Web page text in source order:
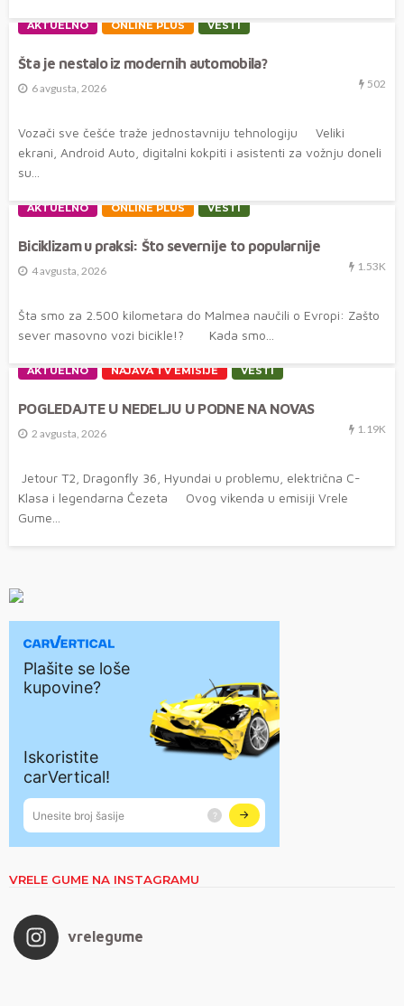
AKTUELNO ONLINE PLUS VESTI
Šta je nestalo iz modernih automobila?
6 avgusta, 2026 502
Vozači sve češće traže jednostavniju tehnologiju Veliki
ekrani, Android Auto, digitalni kokpiti i asistenti za vožnju doneli
su...
AKTUELNO ONLINE PLUS VESTI
Biciklizam u praksi: Što severnije to popularnije
4 avgusta, 2026 1.53K
Šta smo za 2.500 kilometara do Malmea naučili o Evropi: Zašto
sever masovno vozi bicikle!? Kada smo...
AKTUELNO NAJAVA TV EMISIJE VESTI
POGLEDAJTE U NEDELJU U PODNE NA NOVAS
2 avgusta, 2026 1.19K
Jetour T2, Dragonfly 36, Hyundai u problemu, električna C-
Klasa i legendarna Čezeta Ovog vikenda u emisiji Vrele
Gume...
VRELE GUME NA INSTAGRAMU
vrelegume